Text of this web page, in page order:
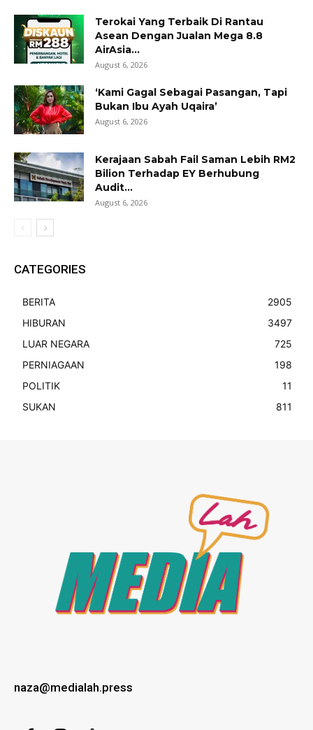
Terokai Yang Terbaik Di Rantau
Asean Dengan Jualan Mega 8.8
AirAsia...
August 6, 2026
‘Kami Gagal Sebagai Pasangan, Tapi
Bukan Ibu Ayah Uqaira’
August 6, 2026
Kerajaan Sabah Fail Saman Lebih RM2
Bilion Terhadap EY Berhubung
Audit...
August 6, 2026
CATEGORIES
BERITA
2905
HIBURAN
3497
LUAR NEGARA
725
PERNIAGAAN
198
POLITIK
11
SUKAN
811
naza@medialah.press